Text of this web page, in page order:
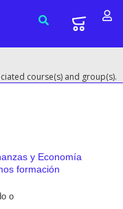
course(s) and group(s).
y Economía
formación
o